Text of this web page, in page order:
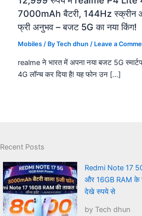
7000mAh बैटरी, 144Hz स्क्रीन
फ्री अनुभव – बजट 5G का नया किंग!
Mobiles / ByTech dhun/ Leave a
realme ने भारत में अपना नया बजट 5G
4G लॉन्च कर दिया है! यह फोन उन […]
Recent Posts
Redmi Note 17
और 16GB RAM के
देखे रुपये से
by Tech dhun